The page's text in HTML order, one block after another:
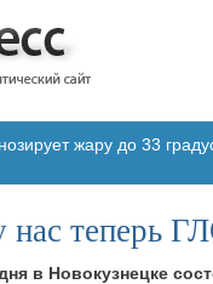
жару до 33
нас теперь
в Новокузнецке